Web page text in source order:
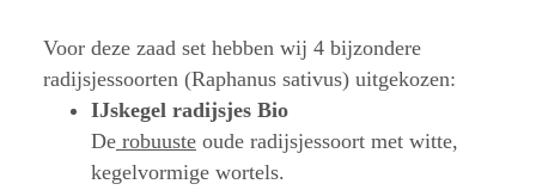
Voor deze zaad set hebben wij 4 bijzondere
radijsjessoorten (Raphanus sativus) uitgekozen:
IJskegel radijsjes Bio
De robuuste oude radijsjessoort met witte,
kegelvormige wortels.